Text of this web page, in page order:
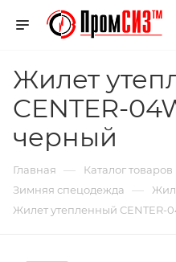
Жилет
CENTER-
черный
Главная — Каталог товаров
Зимняя спецодежда —
Жилет утепленный CENTER-